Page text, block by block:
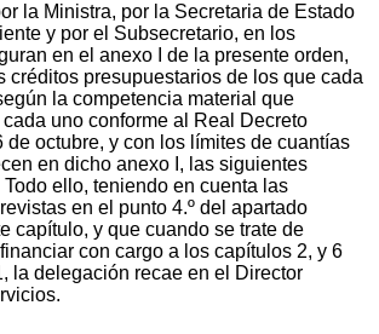
la Ministra, por la Secretaria de Estado
y por el Subsecretario, en los
en el anexo I de la presente orden,
créditos presupuestarios de los que cada
la competencia material que
uno conforme al Real Decreto
de octubre, y con los límites de cuantías
en dicho anexo I, las siguientes
ello, teniendo en cuenta las
en el punto 4.º del apartado
capítulo, y que cuando se trate de
con cargo a los capítulos 2, y 6
la delegación recae en el Director